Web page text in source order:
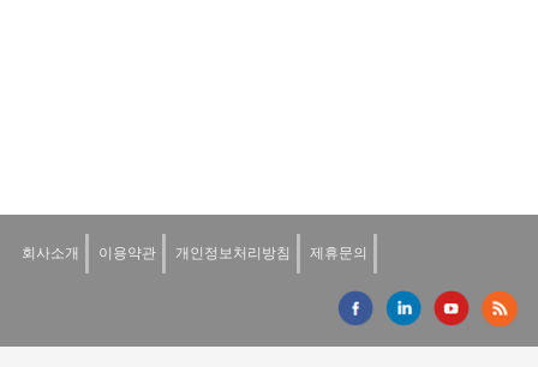
회사소개 이용약관 개인정보처리방침 제휴문의